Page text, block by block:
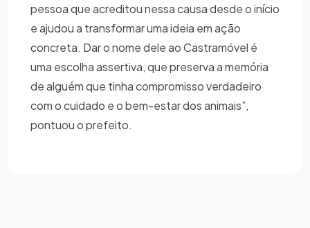
pessoa que acreditou nessa causa desde o início
e ajudou a transformar uma ideia em ação
concreta. Dar o nome dele ao Castramóvel é
uma escolha assertiva, que preserva a memória
de alguém que tinha compromisso verdadeiro
com o cuidado e o bem-estar dos animais”,
pontuou o prefeito.